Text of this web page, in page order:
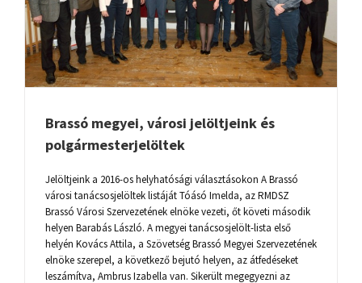
Brassó megyei, városi jelöltjeink és
polgármesterjelöltek
Jelöltjeink a 2016-os helyhatósági választásokon A Brassó
városi tanácsosjelöltek listáját Tóásó Imelda, az RMDSZ
Brassó Városi Szervezetének elnöke vezeti, őt követi második
helyen Barabás László. A megyei tanácsosjelölt-lista első
helyén Kovács Attila, a Szövetség Brassó Megyei Szervezetének
elnöke szerepel, a következő bejutó helyen, az átfedéseket
leszámítva, Ambrus Izabella van. Sikerült megegyezni az